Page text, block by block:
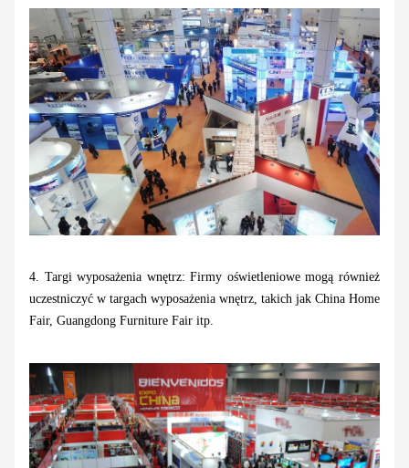
4. Targi wyposażenia wnętrz: Firmy oświetleniowe mogą również
uczestniczyć w targach wyposażenia wnętrz, takich jak China Home
Fair, Guangdong Furniture Fair itp.